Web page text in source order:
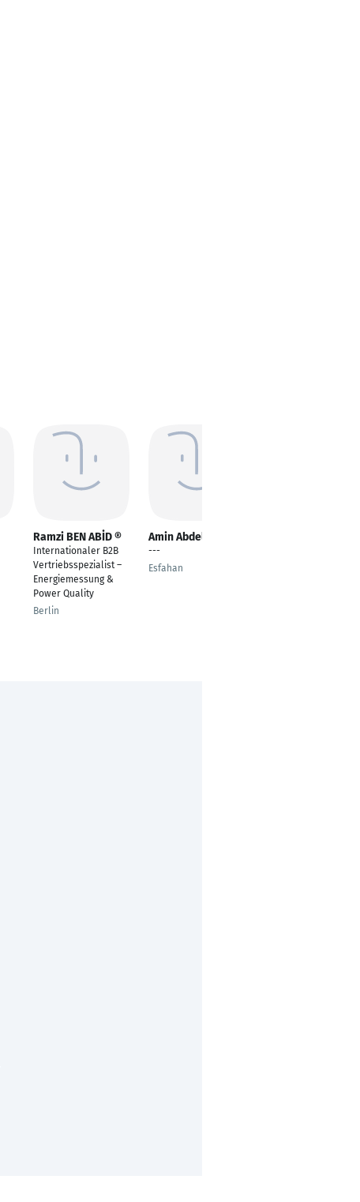
Ramzi BEN ABİD ®
Internationaler B2B
Vertriebsspezialist –
Energiemessung &
Power Quality
Berlin
Amin Abdellahi
---
Esfahan